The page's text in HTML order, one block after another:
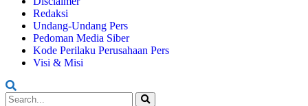
Redaksi
Undang-Undang Pers
Pedoman Media Siber
Kode Perilaku Perusahaan Pers
Visi & Misi